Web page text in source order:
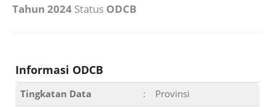
Tahun 2024 Status ODCB
Informasi ODCB
Tingkatan Data :
Provinsi